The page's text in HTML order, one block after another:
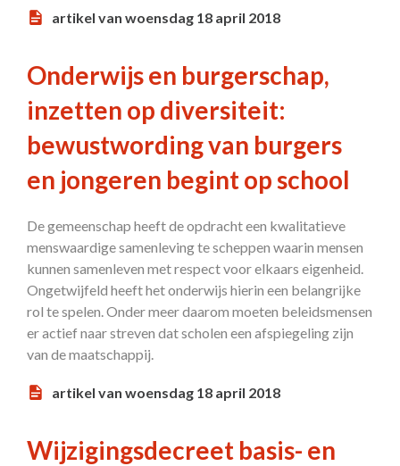
artikel van woensdag 18 april 2018
Onderwijs en burgerschap,
inzetten op diversiteit:
bewustwording van burgers
en jongeren begint op school
De gemeenschap heeft de opdracht een kwalitatieve
menswaardige samenleving te scheppen waarin mensen
kunnen samenleven met respect voor elkaars eigenheid.
Ongetwijfeld heeft het onderwijs hierin een belangrijke
rol te spelen. Onder meer daarom moeten beleidsmensen
er actief naar streven dat scholen een afspiegeling zijn
van de maatschappij.
artikel van woensdag 18 april 2018
Wijzigingsdecreet basis- en